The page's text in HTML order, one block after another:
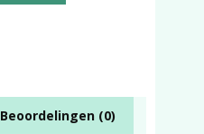
Beoordelingen (0)